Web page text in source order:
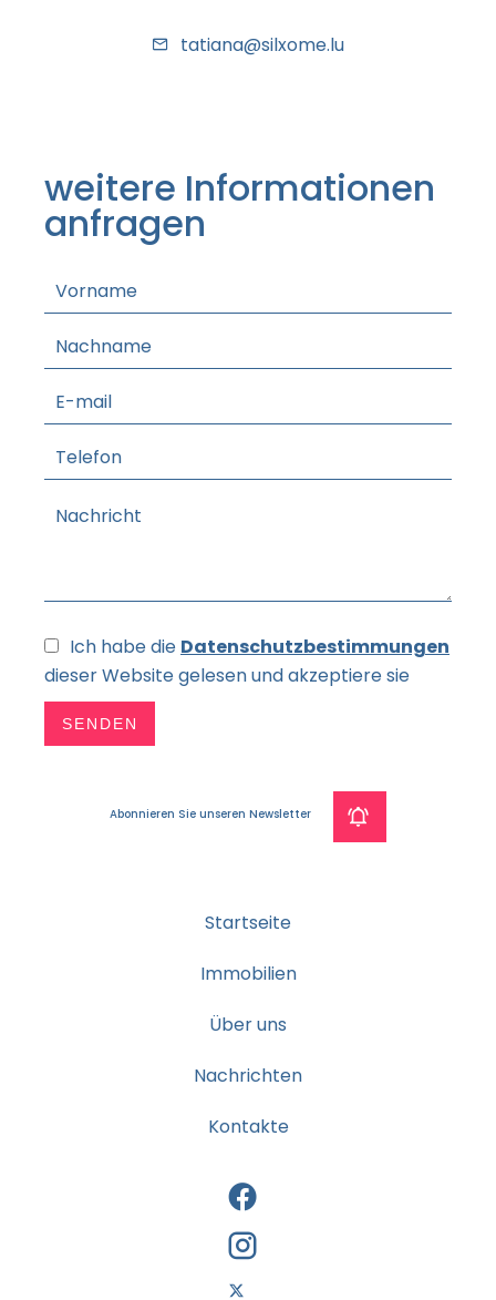
tatiana@silxome.lu
weitere Informationen
anfragen
Ich habe die Datenschutzbestimmungen
dieser Website gelesen und akzeptiere sie
SENDEN
Abonnieren Sie unseren Newsletter
Startseite
Immobilien
Über uns
Nachrichten
Kontakte